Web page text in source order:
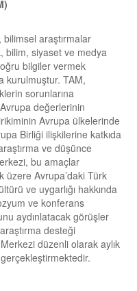
araştırmalar
bilim, siyaset ve medya
bilgiler vermek
kurulmuştur. TAM,
sorunlarına
değerlerinin
Avrupa ülkelerinde
Birliği ilişkilerine katkıda
ve düşünce
bu amaçlar
Avrupa’daki Türk
ve uygarlığı hakkında
ve konferans
aydınlatacak görüşler
desteği
düzenli olarak aylık
gerçekleştirmektedir.